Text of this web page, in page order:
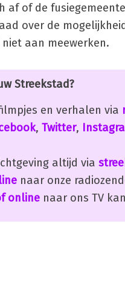
af of de
over de
aan meewerken.
Streekstad?
en verhalen via
, Twitter,
altijd via
naar onze
online naar ons TV